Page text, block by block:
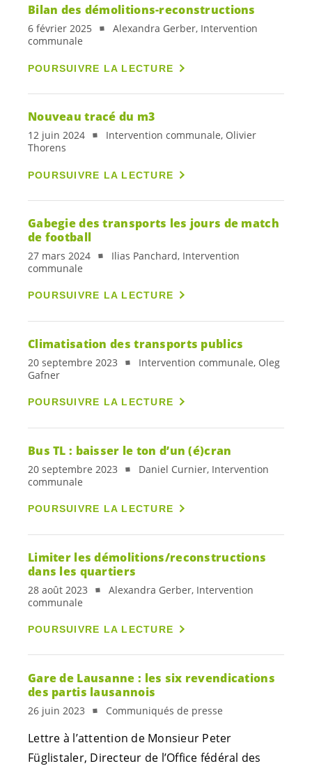
Bilan des démolitions-reconstructions
6 février 2025
Alexandra Gerber, Intervention
communale
POURSUIVRE LA LECTURE
Nouveau tracé du m3
12 juin 2024
Intervention communale, Olivier
Thorens
POURSUIVRE LA LECTURE
Gabegie des transports les jours de match
de football
27 mars 2024
Ilias Panchard, Intervention
communale
POURSUIVRE LA LECTURE
Climatisation des transports publics
20 septembre 2023
Intervention communale, Oleg
Gafner
POURSUIVRE LA LECTURE
Bus TL : baisser le ton d’un (é)cran
20 septembre 2023
Daniel Curnier, Intervention
communale
POURSUIVRE LA LECTURE
Limiter les démolitions/reconstructions
dans les quartiers
28 août 2023
Alexandra Gerber, Intervention
communale
POURSUIVRE LA LECTURE
Gare de Lausanne : les six revendications
des partis lausannois
26 juin 2023 Communiqués de presse
Lettre à l’attention de Monsieur Peter
Füglistaler, Directeur de l’Office fédéral des